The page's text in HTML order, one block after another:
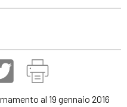
al 19 gennaio 2016